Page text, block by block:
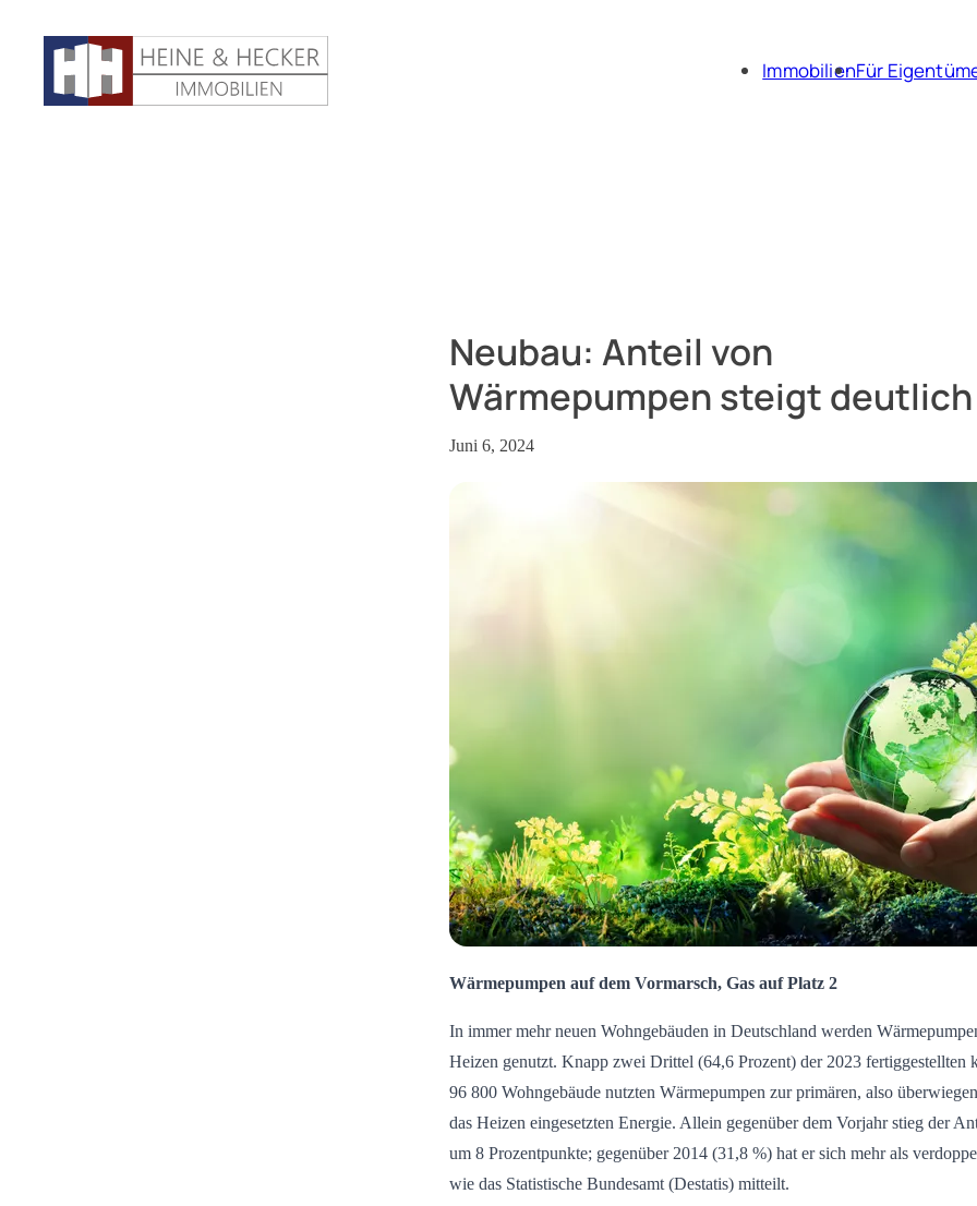
ImmobilienFür
Neubau: Anteil von
Wärmepumpen steigt deutlich
Juni 6, 2024
Wärmepumpen auf dem Vormarsch, Gas auf Platz 2
In immer mehr neuen Wohngebäuden in Deutschland werden
Heizen genutzt. Knapp zwei Drittel (64,6 Prozent) der 2023 fertiggestellten
96 800 Wohngebäude nutzten Wärmepumpen zur primären, also
das Heizen eingesetzten Energie. Allein gegenüber dem Vorjahr stieg der
um 8 Prozentpunkte; gegenüber 2014 (31,8 %) hat er sich mehr als
wie das Statistische Bundesamt (Destatis) mitteilt.